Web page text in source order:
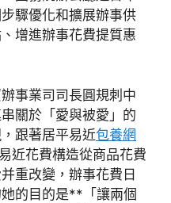
驟優化和擴展辦事供
增進辦事花費提質惠
事業司司長圓規刺中
關於「愛與被愛」的
跟著居平易近包養網
近花費構造從商品花費
重改變，辦事花費日
的目的是**「讓兩個